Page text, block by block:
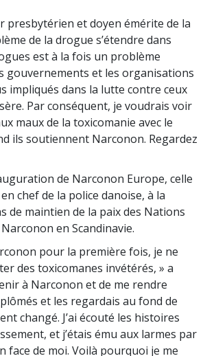
presbytérien et doyen émérite de la
de la drogue s’étendre dans
est à la fois un problème
gouvernements et les organisations
impliqués dans la lutte contre ceux
Par conséquent, je voudrais voir
maux de la toxicomanie avec le
ils soutiennent Narconon. Regardez
de Narconon Europe, celle
chef de la police danoise, à la
de maintien de la paix des Nations
en Scandinavie.
pour la première fois, je ne
des toxicomanes invétérés, » a
à Narconon et de me rendre
et les regardais au fond de
changé. J’ai écouté les histoires
et j’étais ému aux larmes par
face de moi. Voilà pourquoi je me